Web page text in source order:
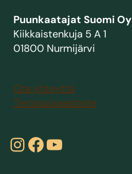
Puunkaatajat Suomi Oy
Kiikkaistenkuja 5 A 1
01800 Nurmijärvi
Ota yhteyttä
Tietosuojaseloste
Instagram
Facebook
YouTube